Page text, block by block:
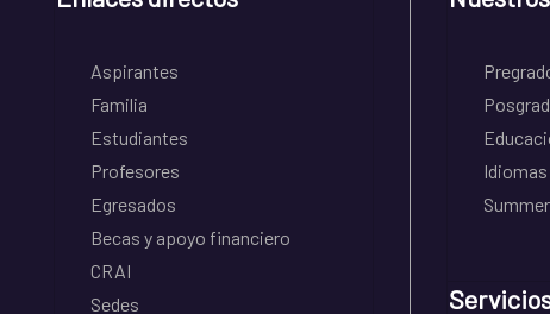
Aspirantes
Familia
Estudiantes
Profesores
Egresados
Becas y apoyo financiero
CRAI
Sedes
Idiomas